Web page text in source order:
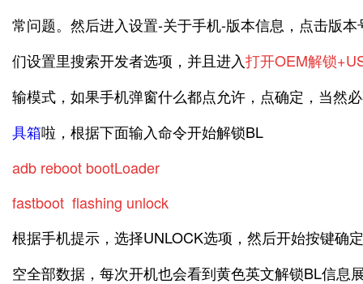
常问题。然后进入设置-关于手机-版本信息，点击版
们设置里搜索开发者选项，并且进入打开OEM解锁
输模式，如果手机弹窗什么都点允许，点确定，当然
具箱啦，根据下面输入命令开始解锁BL
adb reboot bootLoader
fastboot flashing unlock
根据手机提示，选择UNLOCK选项，然后开始按键确
空全部数据，每次开机也会看到黄色英文解锁BL信息